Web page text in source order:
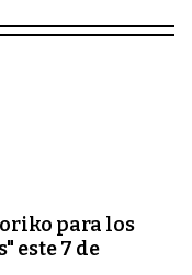
para los
este 7 de